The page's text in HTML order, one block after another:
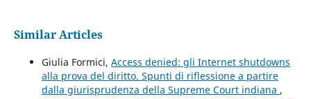
Similar Articles
Giulia Formici, Access denied: gli Internet shutdowns
alla prova del diritto. Spunti di riflessione a partire
dalla giurisprudenza della Supreme Court indiana ,